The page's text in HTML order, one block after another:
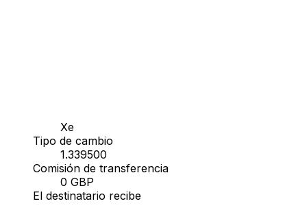
Xe
Tipo de cambio
1.339500
Comisión de transferencia
0 GBP
El destinatario recibe